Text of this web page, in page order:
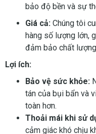
bảo độ bền và sự
Giá cả: Chúng tôi
hàng số lượng lớn,
đảm bảo chất
Lợi ích:
Bảo vệ sức khỏe:
tán của bụi bẩn và
toàn hơn.
Thoải mái khi sử
cảm giác khó chịu